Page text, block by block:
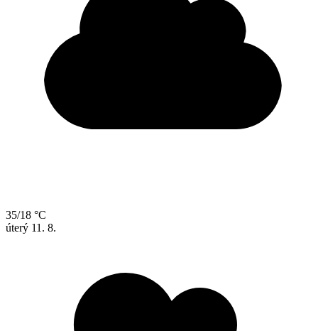
35/18 °C
úterý 11. 8.